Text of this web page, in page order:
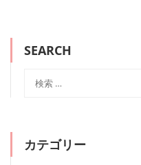
SEARCH
カテゴリー